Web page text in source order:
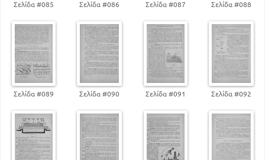
Σελίδα #085 Σελίδα #086 Σελίδα #087 Σελίδα #088
Σελίδα #089 Σελίδα #090 Σελίδα #091 Σελίδα #092